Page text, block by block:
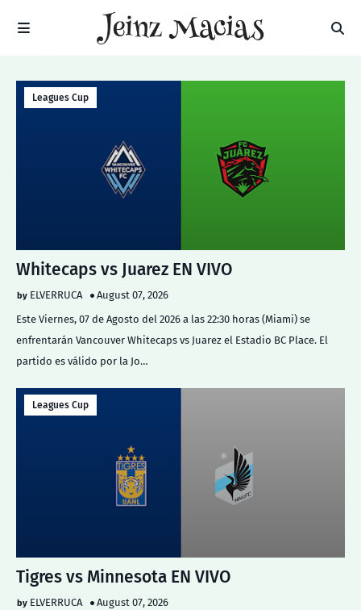
Leagues Cup
Whitecaps vs Juarez EN VIVO
ELVERRUCA
August 07, 2026
Este Viernes, 07 de Agosto del 2026 a las 22:30 horas (Miami) se
enfrentarán Vancouver Whitecaps vs Juarez el Estadio BC Place. El
partido es válido por la Jo…
Leagues Cup
Tigres vs Minnesota EN VIVO
ELVERRUCA
August 07, 2026